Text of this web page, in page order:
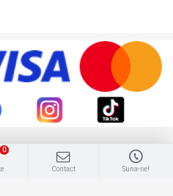
0
Contact Suna-ne!